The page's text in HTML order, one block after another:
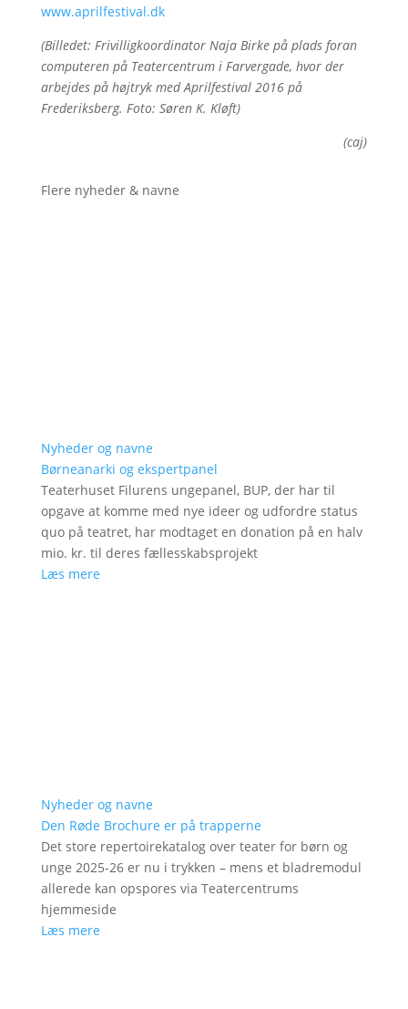
www.aprilfestival.dk
(Billedet: Frivilligkoordinator Naja Birke på plads foran
computeren på Teatercentrum i Farvergade, hvor der
arbejdes på højtryk med Aprilfestival 2016 på
Frederiksberg. Foto: Søren K. Kløft)
(caj)
Flere nyheder & navne
Nyheder og navne
Børneanarki og ekspertpanel
Teaterhuset Filurens ungepanel, BUP, der har til
opgave at komme med nye ideer og udfordre status
quo på teatret, har modtaget en donation på en halv
mio. kr. til deres fællesskabsprojekt
Læs mere
Nyheder og navne
Den Røde Brochure er på trapperne
Det store repertoirekatalog over teater for børn og
unge 2025-26 er nu i trykken – mens et bladremodul
allerede kan opspores via Teatercentrums
hjemmeside
Læs mere